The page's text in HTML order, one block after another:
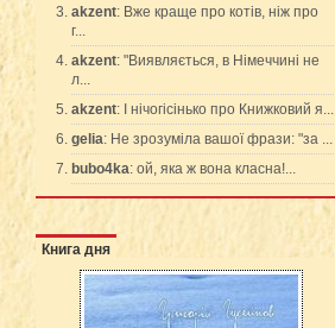
akzent: Вже краще про котів, ніж про
г...
akzent: "Виявляється, в Німеччині не
л...
akzent: І нічогісінько про Книжковий я...
gelia: Не зрозуміла вашої фрази: "за ...
bubo4ka: ой, яка ж вона класна!...
Книга дня